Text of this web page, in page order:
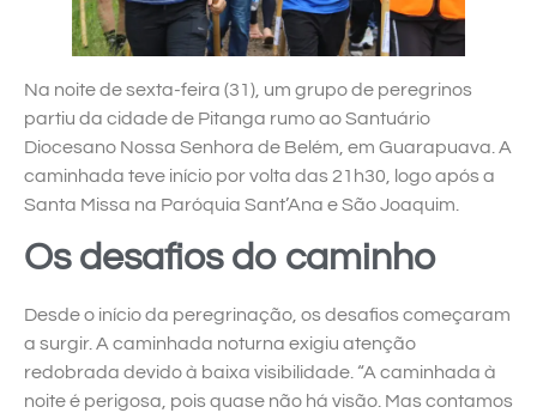
Na noite de sexta-feira (31), um grupo de peregrinos
partiu da cidade de Pitanga rumo ao Santuário
Diocesano Nossa Senhora de Belém, em Guarapuava. A
caminhada teve início por volta das 21h30, logo após a
Santa Missa na Paróquia Sant’Ana e São Joaquim.
Os desafios do caminho
Desde o início da peregrinação, os desafios começaram
a surgir. A caminhada noturna exigiu atenção
redobrada devido à baixa visibilidade. “A caminhada à
noite é perigosa, pois quase não há visão. Mas contamos